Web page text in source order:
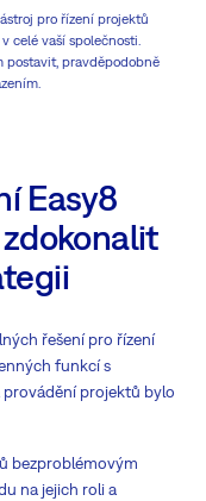
pro řízení projektů
celé vaší společnosti.
postavit, pravděpodobně
Easy8
řešení pro řízení
funkcí s
projektů bylo
bezproblémovým
na jejich roli a